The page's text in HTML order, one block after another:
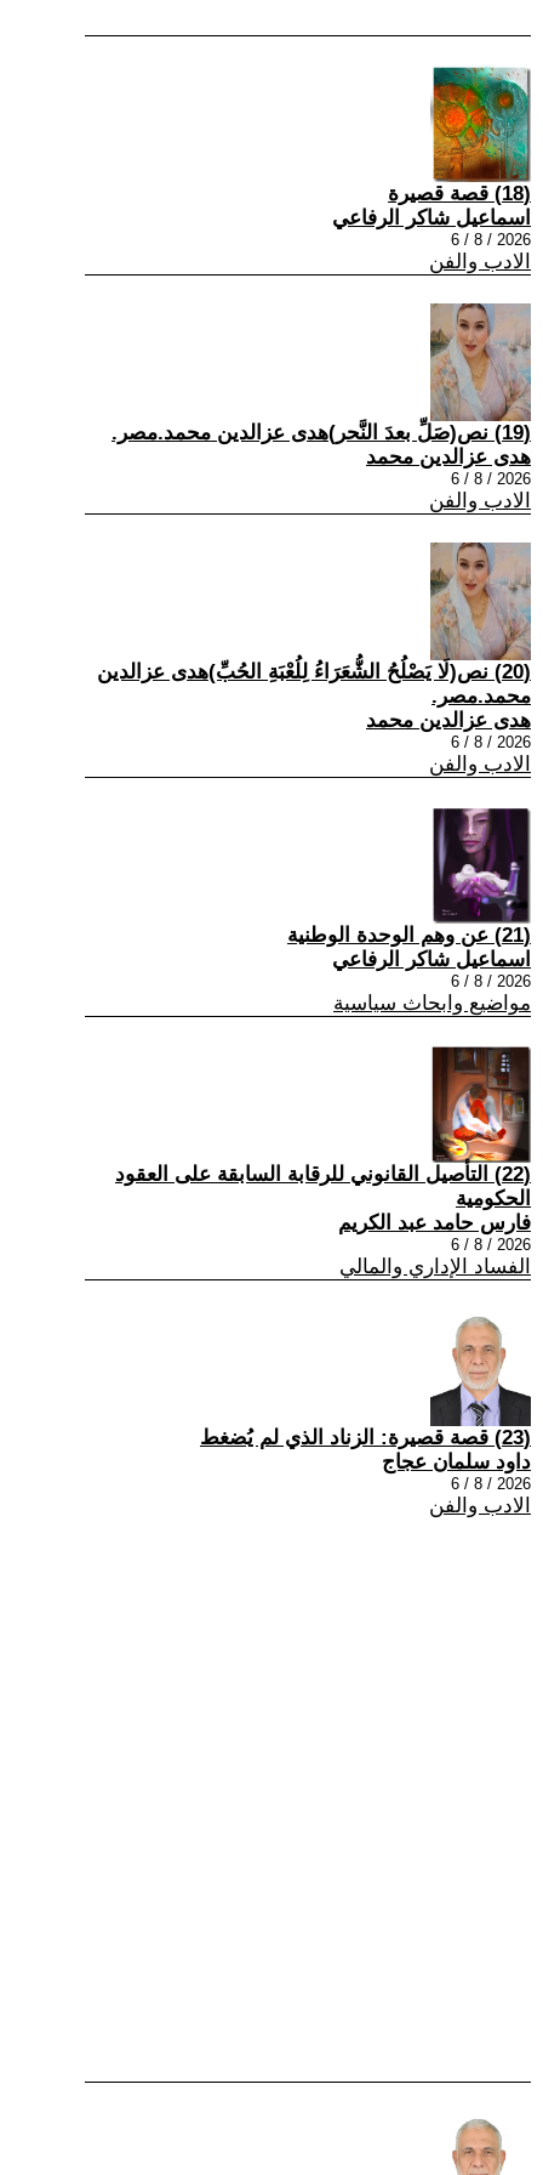
(18) قصة قصيرة
اسماعيل شاكر الرفاعي
2026 / 8 / 6
الادب والفن
(19) نص(صَلِّ بعدَ النَّحر)هدى عزالدين محمد.مصر.
هدى عزالدين محمد
2026 / 8 / 6
الادب والفن
(20) نص(لَا يَصْلُحُ الشُّعَرَاءُ لِلُعْبَةِ الحُبِّ)هدى عزالدين
محمد.مصر.
هدى عزالدين محمد
2026 / 8 / 6
الادب والفن
(21) عن وهم الوحدة الوطنية
اسماعيل شاكر الرفاعي
2026 / 8 / 6
مواضيع وابحاث سياسية
(22) التأصيل القانوني للرقابة السابقة على العقود
الحكومية
فارس حامد عبد الكريم
2026 / 8 / 6
الفساد الإداري والمالي
(23) قصة قصيرة: الزناد الذي لم يُضغط
داود سلمان عجاج
2026 / 8 / 6
الادب والفن